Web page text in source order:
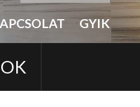
GYIK